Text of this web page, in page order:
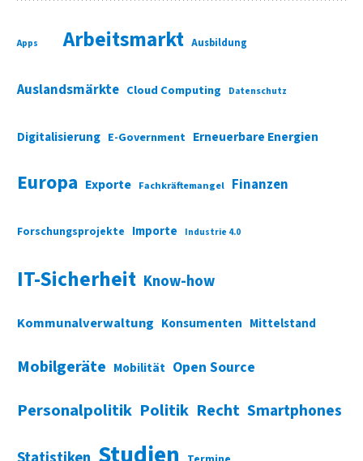
Apps Arbeitsmarkt Ausbildung
Auslandsmärkte Cloud Computing Datenschutz
Digitalisierung E-Government Erneuerbare Energien
Europa Exporte Fachkräftemangel Finanzen
Forschungsprojekte Importe Industrie 4.0
IT-Sicherheit Know-how
Kommunalverwaltung Konsumenten Mittelstand
Mobilgeräte Mobilität Open Source
Personalpolitik Politik Recht Smartphones